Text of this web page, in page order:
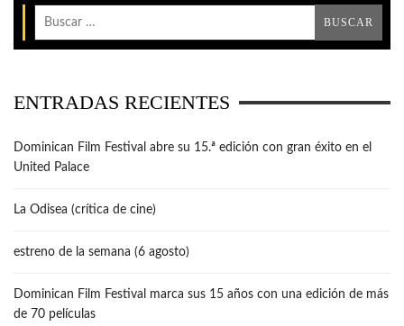
ENTRADAS RECIENTES
Dominican Film Festival abre su 15.ª edición con gran éxito en el
United Palace
La Odisea (crítica de cine)
estreno de la semana (6 agosto)
Dominican Film Festival marca sus 15 años con una edición de más
de 70 películas